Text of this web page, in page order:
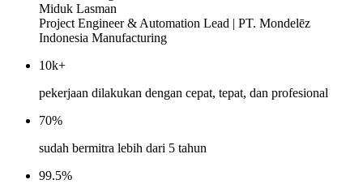
Miduk Lasman
Project Engineer & Automation Lead | PT. Mondelēz
Indonesia Manufacturing
10k+
pekerjaan dilakukan dengan cepat, tepat, dan profesional
70%
sudah bermitra lebih dari 5 tahun
99.5%